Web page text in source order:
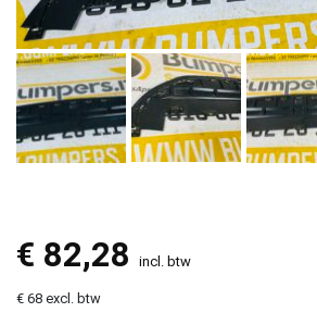
€ 82,28 incl. btw
€ 68 excl. btw